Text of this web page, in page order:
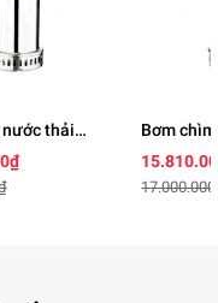
thải
Bơm
BEST 3